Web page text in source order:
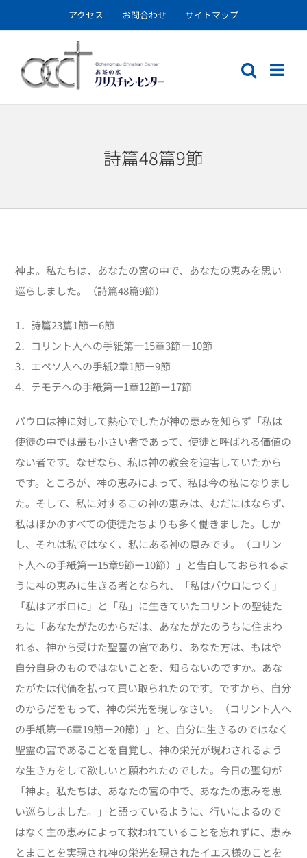
to
アクセス お問合わせ サイトマップ
詩篇48篇9節
神よ。私たちは、あなたの宮の中で、あなたの恵みを思い
巡らしました。（詩篇48篇9節）
1．詩篇23篇1節ー6節
2．コリント人への手紙第一15章3節ー10節
3．エペソ人への手紙2章1節ー9節
4．テモテへの手紙第一1章12節ー17節
パウロは神に対して熱心でしたが神の恵みを知らず「私は
使徒の中では最も小さい者であって、使徒と呼ばれる価値の
ない者です。なぜなら、私は神の教会を迫害していたから
です。ところが、神の恵みによって、私は今の私になりまし
た。そして、私に対するこの神の恵みは、むだにはならず、
私はほかのすべての使徒たちよりも多く働きました。しか
し、それは私ではなく、私にある神の恵みです。（コリン
ト人への手紙第一15章9節ー10節）」と告白しておられるよ
うに神の恵みに生きる者となられ、「私はパウロにつく」
「私はアポロに」と「私」に生きていたコリントの聖徒た
ちに「あなたがたのからだは、あなたがたのうちに住まわ
れる、神から受けた聖霊の宮であり、あなた方は、もはや
自分自身のものではないことを、知らないのですか。あな
たがたは代価を払って買い取られたのです。ですから、自分
のからだをもって、神の栄光を現しなさい。（コリント人へ
の手紙第一6章19節ー20節）」と、自分に生きるのではなく
聖霊の宮であることを自覚し、神の栄光が現わされるよう
な生き方をして欲しいと願われたのでした。今日の聖句が
「神よ。私たちは、あなたの宮の中で、あなたの恵みを思
い巡らしました。」と語っているように、行いによるので
はなく主の恵みによって救われていることを忘れずに、恵み
とまことを実現され神の栄光を現されたイエス様のことを